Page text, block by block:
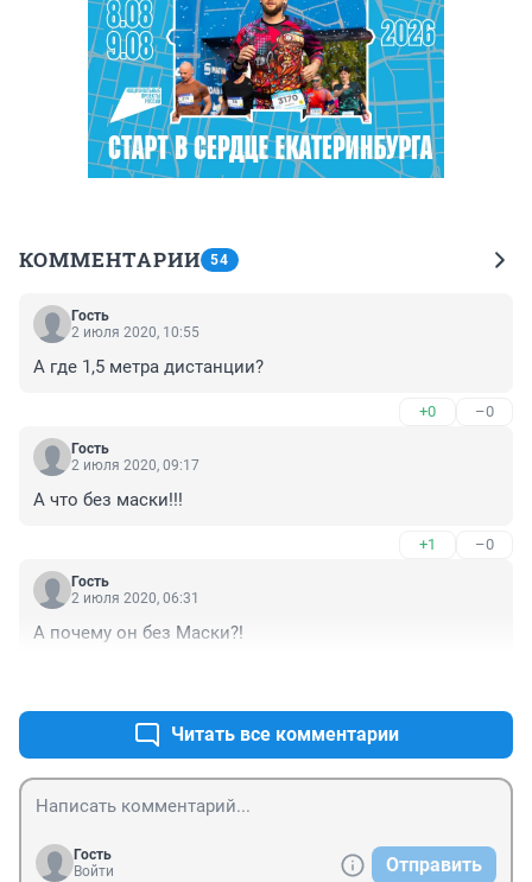
КОММЕНТАРИИ 54
Гость
2 июля 2020, 10:55
А где 1,5 метра дистанции?
+0 –0
Гость
2 июля 2020, 09:17
А что без маски!!!
+1 –0
Гость
2 июля 2020, 06:31
А почему он без Маски?!
Читать все комментарии
Гость
Войти
Отправить